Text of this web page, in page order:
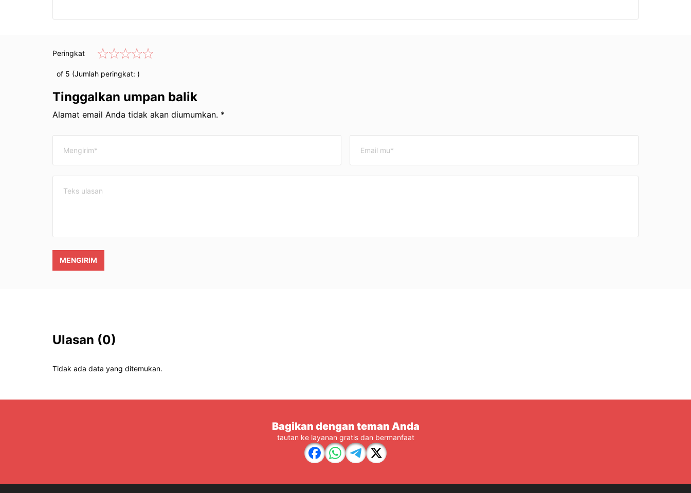
Peringkat
of 5 (Jumlah peringkat: )
Tinggalkan umpan balik
Alamat email Anda tidak akan diumumkan. *
MENGIRIM
Ulasan (0)
Tidak ada data yang ditemukan.
Bagikan dengan teman Anda
tautan ke layanan gratis dan bermanfaat